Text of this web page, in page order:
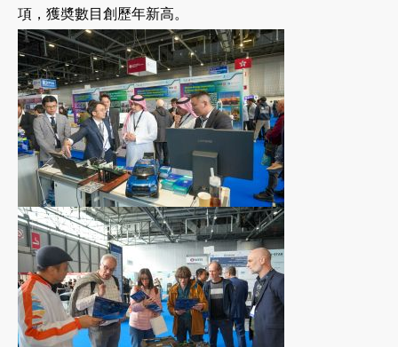
項，獲奬數目創歷年新高。